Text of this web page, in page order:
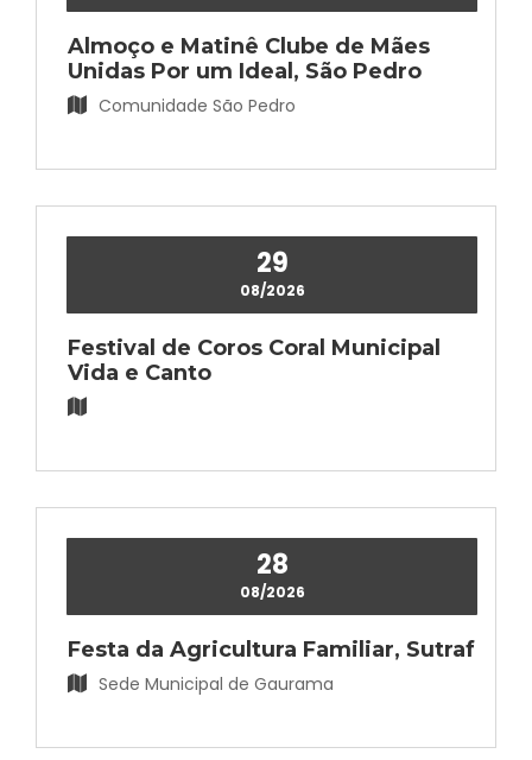
Almoço e Matinê Clube de Mães
Unidas Por um Ideal, São Pedro
Comunidade São Pedro
29
08/2026
Festival de Coros Coral Municipal
Vida e Canto
28
08/2026
Festa da Agricultura Familiar, Sutraf
Sede Municipal de Gaurama
Secretaria de Obras Públicas e de
Trânsito
Secretaria de Saúde
Gabinete do Prefeito
(54) 3391-1200 - Ramal 202